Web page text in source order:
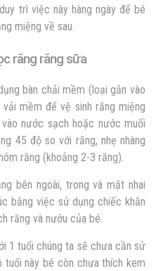
trì việc này hàng ngày để bé
miệng về sau.
răng răng sữa
bàn chải mềm (loại gắn vào
mềm để vệ sinh răng miệng
nước sạch hoặc nước muối
45 độ so với răng, nhẹ nhàng
răng (khoảng 2-3 răng).
bên ngoài, trong và mặt nhai
bằng việc sử dụng chiếc khăn
răng và nướu của bé.
1 tuổi chúng ta sẽ chưa cần sử
tuổi này bé còn chưa thích kem